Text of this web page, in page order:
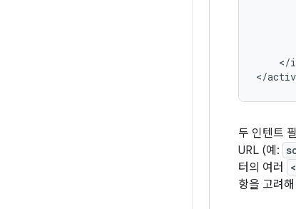
</
두 인텐트
URL (예:
터의 여러
항을 고려